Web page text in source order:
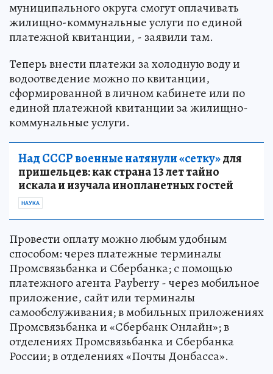
муниципального округа смогут оплачивать
жилищно-коммунальные услуги по единой
платежной квитанции, - заявили там.
Теперь внести платежи за холодную воду и
водоотведение можно по квитанции,
сформированной в личном кабинете или по
единой платежной квитанции за жилищно-
коммунальные услуги.
Над СССР военные натянули «сетку»для
пришельцев: как страна 13 лет тайно
искала и изучала инопланетных гостей
НАУКА
Провести оплату можно любым удобным
способом: через платежные терминалы
Промсвязьбанка и Сбербанка; с помощью
платежного агента Payberry - через мобильное
приложение, сайт или терминалы
самообслуживания; в мобильных приложениях
Промсвязьбанка и «Сбербанк Онлайн»; в
отделениях Промсвязьбанка и Сбербанка
России; в отделениях «Почты Донбасса».